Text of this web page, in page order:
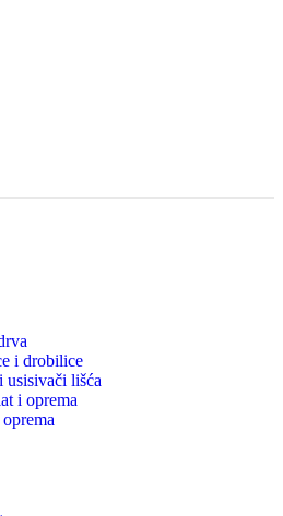
i drobilice
usisivači lišća
i oprema